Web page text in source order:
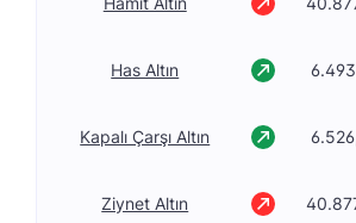
Has Altın
Kapalı Çarşı Altın
Ziynet Altın